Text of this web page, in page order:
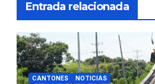
Entrada relacionada
CANTONES NOTICIAS